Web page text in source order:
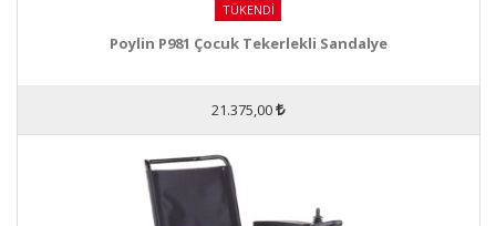
TÜKENDI
Poylin P981 Çocuk Tekerlekli Sandalye
21.375,00